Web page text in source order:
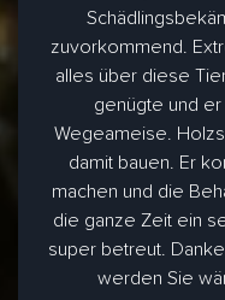
zuvorkommend.
alles über diese
genügte und
Wegeameise.
damit bauen. Er
machen und die
die ganze Zeit ein
super betreut.
werden Sie